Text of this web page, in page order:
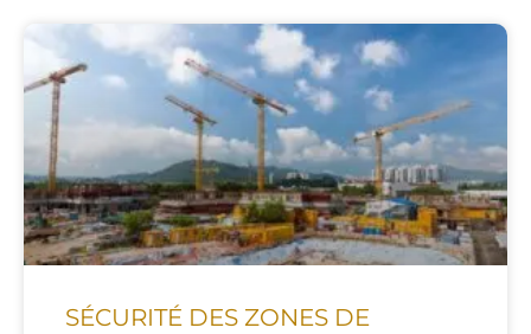
SÉCURITÉ DES ZONES DE